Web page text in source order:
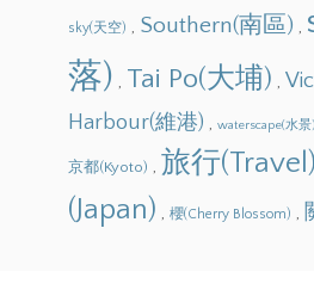
sky(天空) , Southern(南區) ,
落) , Tai Po(大埔) ,
Harbour(維港) ,waterscape(水景)
京都(Kyoto) , 旅行(Travel)
(Japan) ,櫻(Cherry Blossom) ,